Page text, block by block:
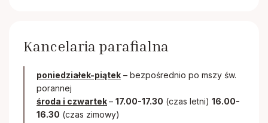
Kancelaria parafialna
poniedziałek-piątek – bezpośrednio po mszy św.
porannej
środa i czwartek– 17.00-17.30 (czas letni) 16.00-
16.30 (czas zimowy)